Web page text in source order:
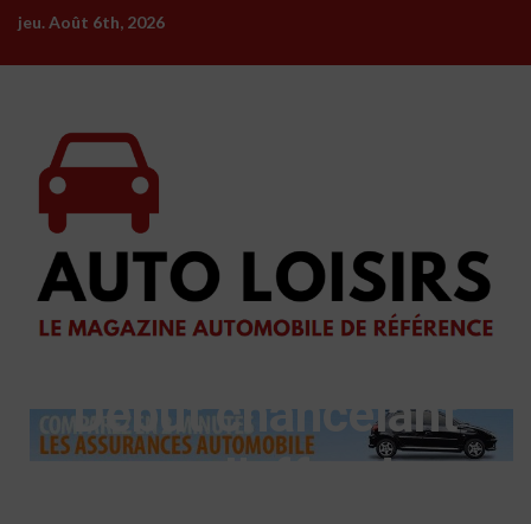
Skip
content
jeu. Août 6th, 2026
Début chancelant
pour l’offre de